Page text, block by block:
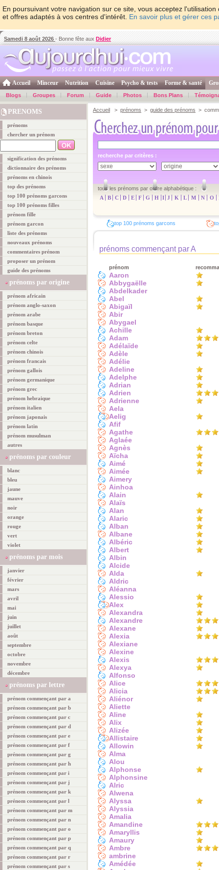
En poursuivant votre navigation sur ce site, vous acceptez
et offres adaptés à vos centres d'intérêt. En savoir plus et gérer ces
Samedi 8 août 2026 - Bonne fête aux Didier
Accueil Minceur Nutrition Cuisine Psycho & tests Forme & santé
Blogs Groupes Forum Guide Photos Bons Plans
PRENOMS
prénoms
chercher un prénom
signification des prénoms
dictionnaire des prénoms
prénoms en chinois
top des prénoms
top 100 prénoms garcons
top 100 prénoms filles
prénom fille
prénom garcon
liste des prénoms
nouveaux prénoms
commentaires prénom
proposer un prénom
guide des prénoms
prénoms par origine
prénom africain
prénom anglo-saxon
prénom arabe
prénom basque
prénom breton
prénom celte
prénom chinois
prénom francais
prénom gallois
prénom germanique
prénom grec
prénom hebraique
prénom italien
prénom japonais
prénom latin
prénom musulman
autres
prénoms par couleur
blanc
bleu
jaune
mauve
noir
orange
rouge
vert
violet
prénoms par mois
janvier
février
mars
avril
mai
juin
juillet
août
septembre
octobre
novembre
décembre
prénoms par lettre
prénom commençant par a
prénom commençant par b
prénom commençant par c
prénom commençant par d
prénom commençant par e
prénom commençant par f
prénom commençant par g
prénom commençant par h
prénom commençant par i
prénom commençant par j
prénom commençant par k
prénom commençant par l
prénom commençant par m
prénom commençant par n
prénom commençant par o
prénom commençant par p
prénom commençant par q
prénom commençant par r
prénom commençant par s
Accueil > prénoms > guide des prénoms >
recherche par critères :
tous les prénoms par ordre alphabétique :
A
B C D E F G H I J K L M N O
top 100 prénoms garcons
prénoms commençant par A
prénom
Aaron
Abbygaëlle
Abdelkader
Abel
Abigaïl
Abir
Abygael
Achille
Adam
Adélaïde
Adèle
Adélie
Adeline
Adelphe
Adrian
Adrien
Adrienne
Aela
Aelig
Afif
Agathe
Aglaée
Agnès
Aïcha
Aimé
Aimée
Aimery
Ainhoa
Alain
Alaïs
Alan
Alaric
Alban
Albane
Albéric
Albert
Albin
Alcide
Alda
Aldric
Aléanna
Alessio
Alex
Alexandra
Alexandre
Alexane
Alexia
Alexiane
Alexine
Alexis
Alexya
Alfonso
Alice
Alicia
Aliénor
Aliette
Aline
Alix
Alizée
Allistaire
Allowin
Alma
Alou
Alphonse
Alphonsine
Alric
Alwena
Alyssa
Alyssia
Amalia
Amandine
Amaryllis
Amaury
Ambre
ambrine
Amédée